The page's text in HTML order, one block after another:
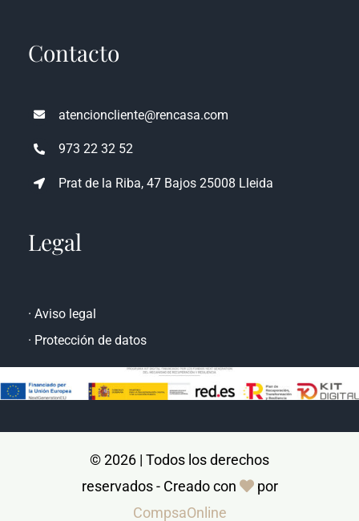
Contacto
atencioncliente@rencasa.com
973 22 32 52
Prat de la Riba, 47 Bajos 25008 Lleida
Legal
· Aviso legal
· Protección de datos
© 2026 | Todos los derechos
reservados - Creado con
por
CompsaOnline